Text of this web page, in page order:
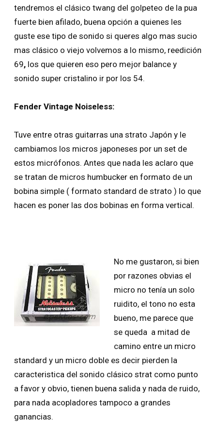
tendremos el clásico twang del golpeteo de la pua
fuerte bien afilado, buena opción a quienes les
guste ese tipo de sonido si queres algo mas sucio
mas clásico o viejo volvemos a lo mismo, reedición
69, los que quieren eso pero mejor balance y
sonido super cristalino ir por los 54.
Fender Vintage Noiseless:
Tuve entre otras guitarras una strato Japón y le
cambiamos los micros japoneses por un set de
estos micrófonos. Antes que nada les aclaro que
se tratan de micros humbucker en formato de un
bobina simple ( formato standard de strato ) lo que
hacen es poner las dos bobinas en forma vertical.
No me gustaron, si bien
por razones obvias el
micro no tenía un solo
ruidito, el tono no esta
bueno, me parece que
se queda a mitad de
camino entre un micro
standard y un micro doble es decir pierden la
caracteristica del sonido clásico strat como punto
a favor y obvio, tienen buena salida y nada de ruido,
para nada acopladores tampoco a grandes
ganancias.